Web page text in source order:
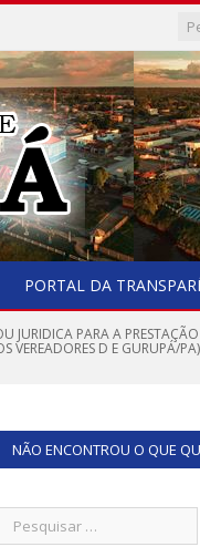
PORTAL DA
PARA A PRESTAÇÃO
VEREADORES D E GURUPÁ/PA)
NÃO ENCONTROU O QUE